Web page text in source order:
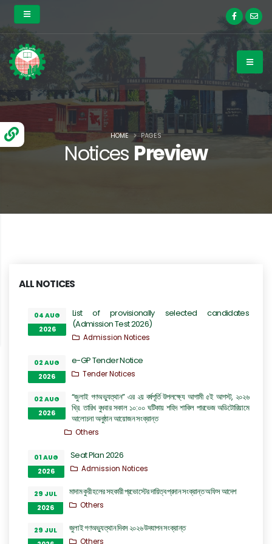
Notices Preview
HOME PAGES
ALL NOTICES
04 AUG
2026
List of provisionally selected candidates
(Admission Test 2026)
Admission Notices
02 AUG
2026
e-GP Tender Notice
Tender Notices
02 AUG
2026
“জুলাই গণঅভ্যুত্থান” এর ২য় বর্ষপূর্তি উপলক্ষ্যে আগামী ৫ই আগস্ট, ২০২৬
খ্রি. তারিখ বুধবার সকাল ১০:০০ ঘটিকায় শহিদ শাকিল পারভেজ অডিটোরিয়ামে
আলোচনা অনুষ্ঠান আয়োজন সংক্রান্ত
Others
01 AUG
2026
Seat Plan 2026
Admission Notices
29 JUL
2026
মাদাম কুরী হলের সহকারী প্রভোস্টের দায়িত্ব প্রদান সংক্রান্ত অফিস আদেশ
Others
29 JUL
জুলাই গণঅভ্যুত্থান দিবস ২০২৬ উদযাপন সংক্রান্ত
Others